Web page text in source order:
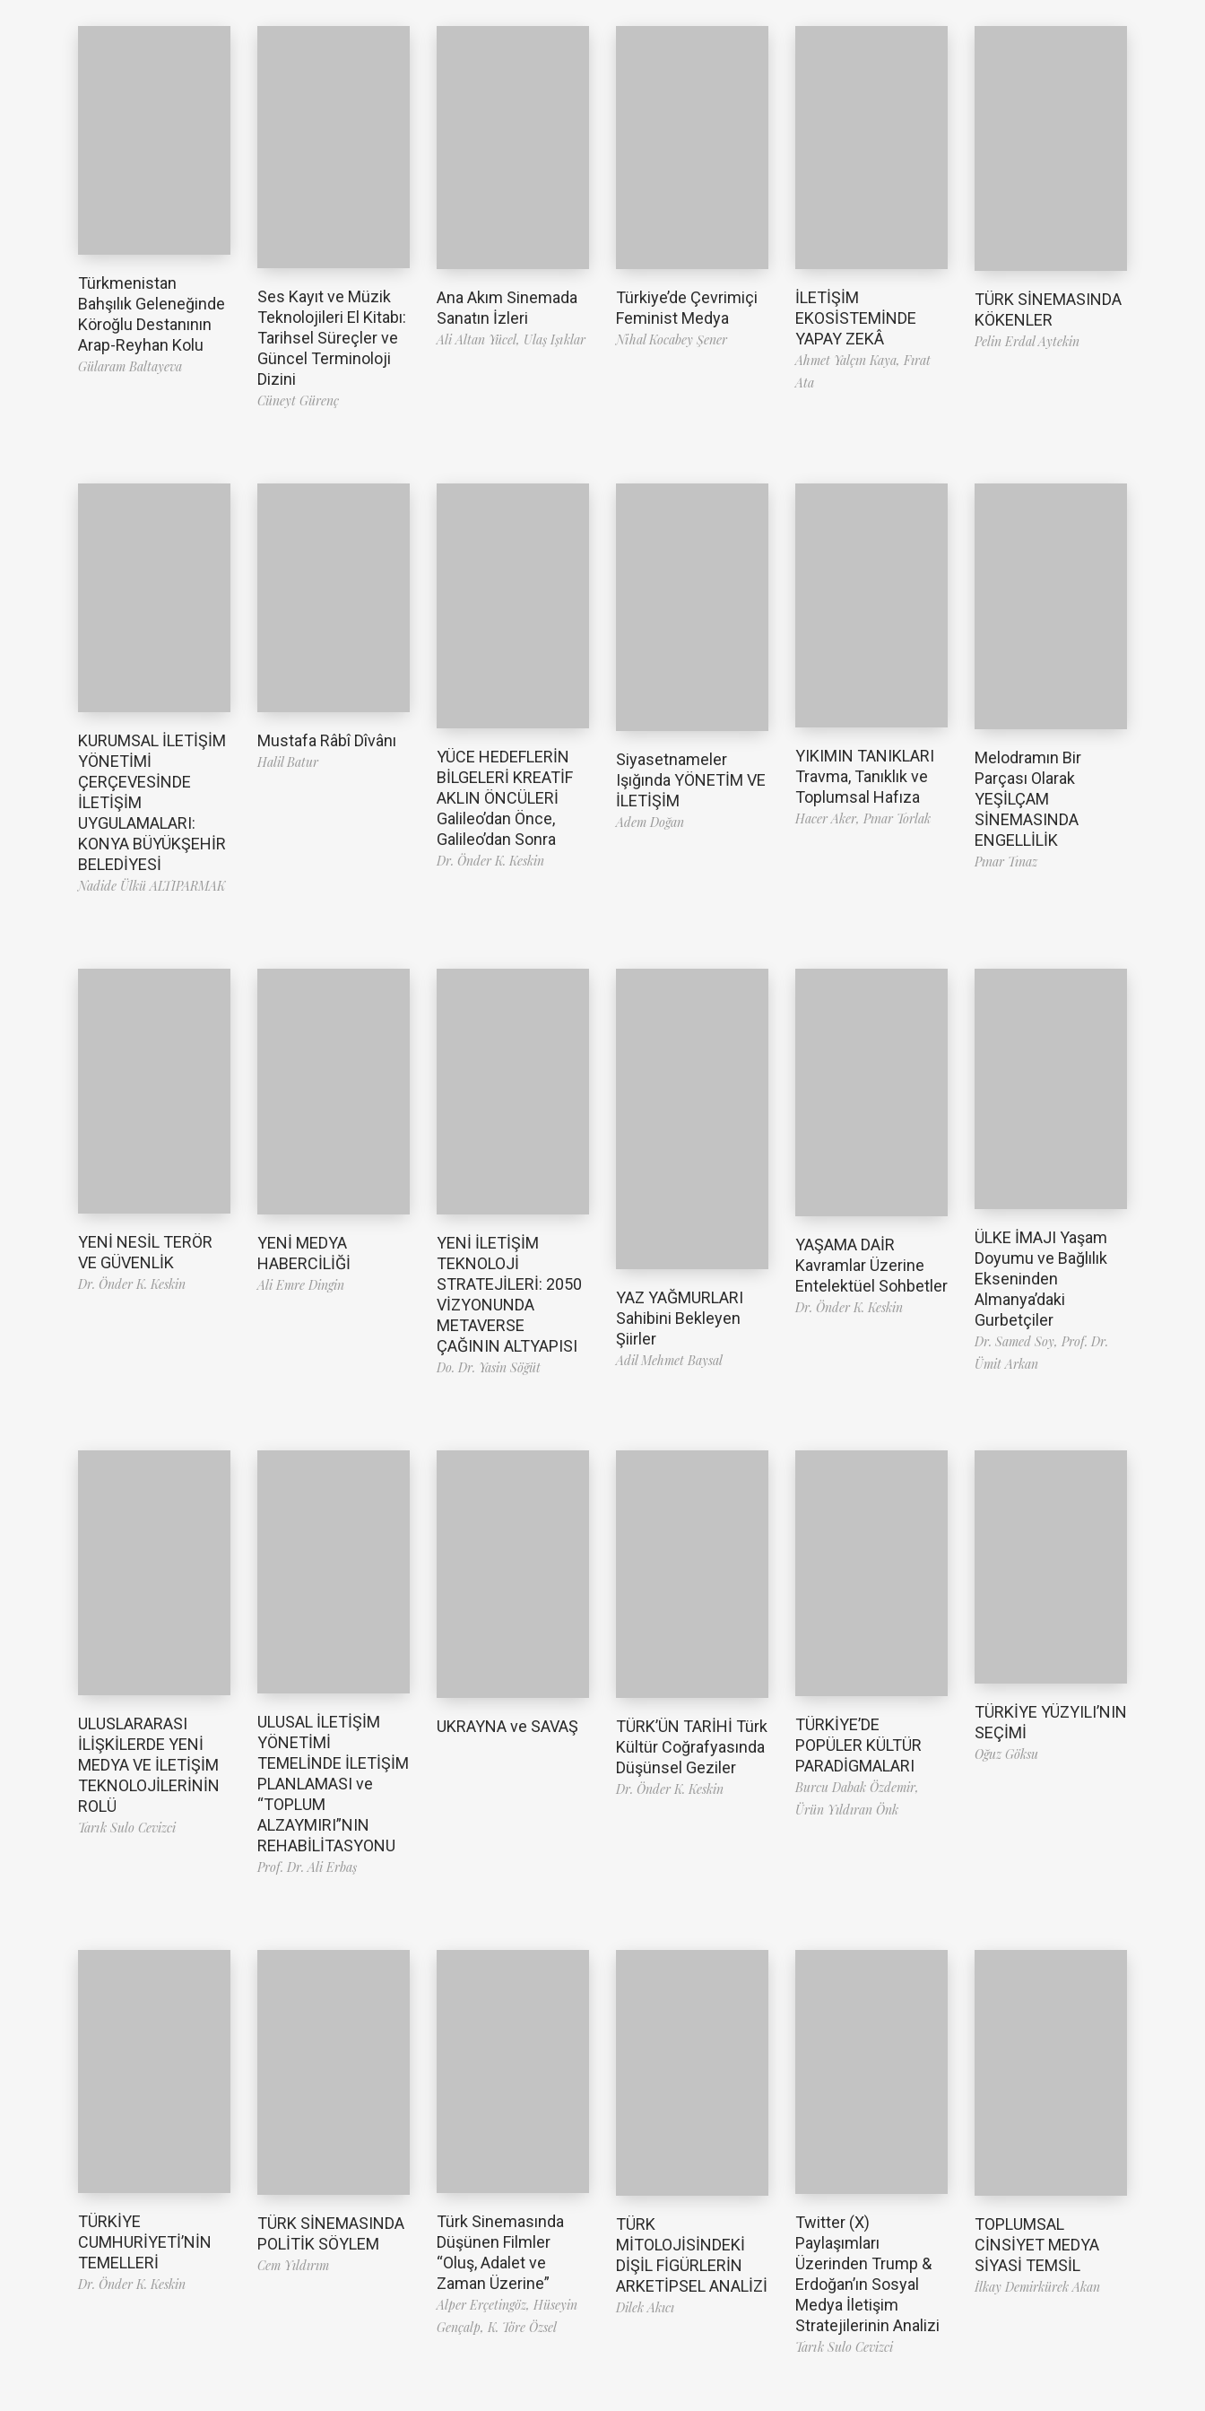
Türkmenistan
Bahşılık Geleneğinde
Köroğlu Destanının
Arap-Reyhan Kolu
Gülaram Baltayeva
Ses Kayıt ve Müzik
Teknolojileri El Kitabı:
Tarihsel Süreçler ve
Güncel Terminoloji
Dizini
Cüneyt Gürenç
Ana Akım Sinemada
Sanatın İzleri
Ali Altan Yücel, Ulaş Işıklar
Türkiye’de Çevrimiçi
Feminist Medya
Nihal Kocabey Şener
İLETİŞİM
EKOSİSTEMİNDE
YAPAY ZEKÂ
Ahmet Yalçın Kaya, Fırat
Ata
TÜRK SİNEMASINDA
KÖKENLER
Pelin Erdal Aytekin
KURUMSAL İLETİŞİM
YÖNETİMİ
ÇERÇEVESİNDE
İLETİŞİM
UYGULAMALARI:
KONYA BÜYÜKŞEHİR
BELEDİYESİ
Nadide Ülkü ALTIPARMAK
Mustafa Râbî Dîvânı
Halil Batur
YÜCE HEDEFLERİN
BİLGELERİ KREATİF
AKLIN ÖNCÜLERİ
Galileo’dan Önce,
Galileo’dan Sonra
Dr. Önder K. Keskin
Siyasetnameler
Işığında YÖNETİM VE
İLETİŞİM
Adem Doğan
YIKIMIN TANIKLARI
Travma, Tanıklık ve
Toplumsal Hafıza
Hacer Aker, Pınar Torlak
Melodramın Bir
Parçası Olarak
YEŞİLÇAM
SİNEMASINDA
ENGELLİLİK
Pınar Tınaz
YENİ NESİL TERÖR
VE GÜVENLİK
Dr. Önder K. Keskin
YENİ MEDYA
HABERCİLİĞİ
Ali Emre Dingin
YENİ İLETİŞİM
TEKNOLOJİ
STRATEJİLERİ: 2050
VİZYONUNDA
METAVERSE
ÇAĞININ ALTYAPISI
Do. Dr. Yasin Söğüt
YAZ YAĞMURLARI
Sahibini Bekleyen
Şiirler
Adil Mehmet Baysal
YAŞAMA DAİR
Kavramlar Üzerine
Entelektüel Sohbetler
Dr. Önder K. Keskin
ÜLKE İMAJI Yaşam
Doyumu ve Bağlılık
Ekseninden
Almanya’daki
Gurbetçiler
Dr. Samed Soy, Prof. Dr.
Ümit Arkan
ULUSLARARASI
İLİŞKİLERDE YENİ
MEDYA VE İLETİŞİM
TEKNOLOJİLERİNİN
ROLÜ
Tarık Sulo Cevizci
ULUSAL İLETİŞİM
YÖNETİMİ
TEMELİNDE İLETİŞİM
PLANLAMASI ve
“TOPLUM
ALZAYMIRI”NIN
REHABİLİTASYONU
Prof. Dr. Ali Erbaş
UKRAYNA ve SAVAŞ
TÜRK’ÜN TARİHİ Türk
Kültür Coğrafyasında
Düşünsel Geziler
Dr. Önder K. Keskin
TÜRKİYE’DE
POPÜLER KÜLTÜR
PARADİGMALARI
Burcu Dabak Özdemir,
Ürün Yıldıran Önk
TÜRKİYE YÜZYILI’NIN
SEÇİMİ
Oğuz Göksu
TÜRKİYE
CUMHURİYETİ’NİN
TEMELLERİ
Dr. Önder K. Keskin
TÜRK SİNEMASINDA
POLİTİK SÖYLEM
Cem Yıldırım
Türk Sinemasında
Düşünen Filmler
“Oluş, Adalet ve
Zaman Üzerine”
Alper Erçetingöz, Hüseyin
Gençalp, K. Töre Özsel
TÜRK
MİTOLOJİSİNDEKİ
DİŞİL FİGÜRLERİN
ARKETİPSEL ANALİZİ
Dilek Akıcı
Twitter (X)
Paylaşımları
Üzerinden Trump &
Erdoğan’ın Sosyal
Medya İletişim
Stratejilerinin Analizi
Tarık Sulo Cevizci
TOPLUMSAL
CİNSİYET MEDYA
SİYASİ TEMSİL
İlkay Demirkürek Akan